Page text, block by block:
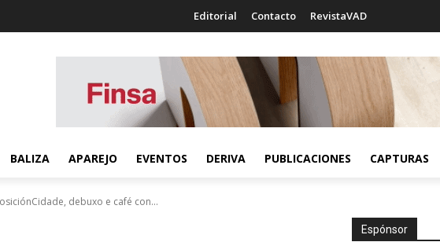
Editorial Contacto RevistaVAD
BALIZA APAREJO EVENTOS DERIVA PUBLICACIONES CAPTURAS
debuxo e café con...
Espónsor